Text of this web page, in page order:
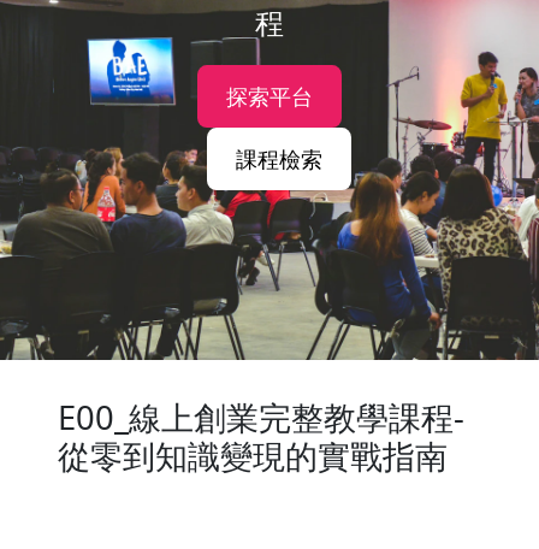
程
探索平台
課程檢索
E00_線上創業完整教學課程-
從零到知識變現的實戰指南